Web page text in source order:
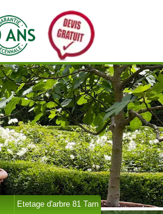
Etetage d'arbre 81 Tarn